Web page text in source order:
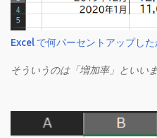
Excel で何パーセントアップし
そういうのは「増加率」といいま